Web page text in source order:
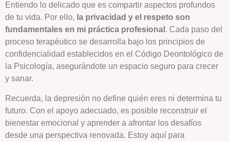
Entiendo lo delicado que es compartir aspectos profundos
de tu vida. Por ello, la privacidad y el respeto son
fundamentales en mi práctica profesional . Cada paso del
proceso terapéutico se desarrolla bajo los principios de
confidencialidad establecidos en el Código Deontológico de
la Psicología, asegurándote un espacio seguro para crecer
y sanar.
Recuerda, la depresión no define quién eres ni determina tu
futuro. Con el apoyo adecuado, es posible reconstruir el
bienestar emocional y aprender a afrontar los desafíos
desde una perspectiva renovada. Estoy aquí para